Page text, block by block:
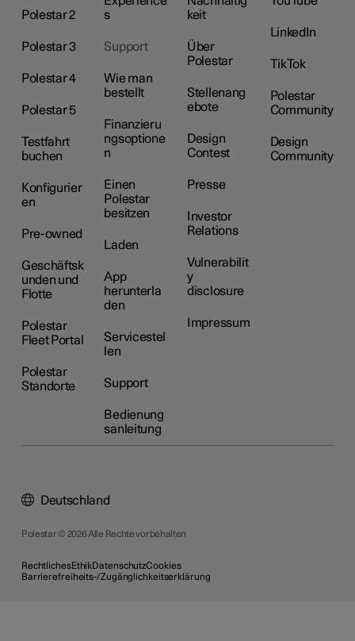
Polestar 2
Polestar 3
Polestar 4
Polestar 5
Testfahrt
buchen
Konfigurier
en
Pre-owned
Geschäftsk
unden und
Flotte
Polestar
Fleet Portal
Polestar
Standorte
s
Support
Wie man
bestellt
Finanzieru
ngsoptione
n
Einen
Polestar
besitzen
Laden
App
herunterla
den
Servicestel
len
Support
Bedienung
sanleitung
keit
Über
Polestar
Stellenang
ebote
Design
Contest
Presse
Investor
Relations
Vulnerabilit
y
disclosure
Impressum
LinkedIn
TikTok
Polestar
Community
Design
Community
Polestar © 2026 Alle Rechte vorbehalten
RechtlichesEthikDatenschutzCookies
Barrierefreiheits-/Zugänglichkeitserklärung
Deutschland